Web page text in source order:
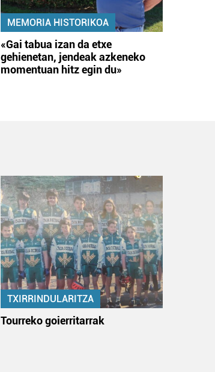
MEMORIA HISTORIKOA
«Gai tabua izan da etxe
gehienetan, jendeak azkeneko
momentuan hitz egin du»
TXIRRINDULARITZA
Tourreko goierritarrak